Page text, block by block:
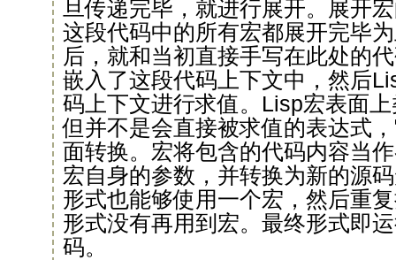
旦传递完毕，就进行展开。展开
这段代码中的所有宏都展开完毕
后，就和当初直接手写在此处的
嵌入了这段代码上下文中，然后
码上下文进行求值。Lisp宏表面
但并不是会直接被求值的表达式
面转换。宏将包含的代码内容当
宏自身的参数，并转换为新的源
形式也能够使用一个宏，然后重
形式没有再用到宏。最终形式即
码。